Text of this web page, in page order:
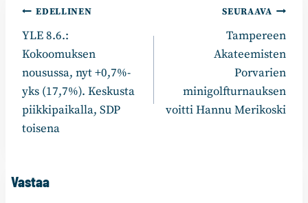
Artikkelien
selaus
EDELLINEN
YLE 8.6.:
Kokoomuksen
nousussa, nyt +0,7%-
yks (17,7%). Keskusta
piikkipaikalla, SDP
toisena
SEURAAVA
Tampereen
Akateemisten
Porvarien
minigolfturnauksen
voitti Hannu Merikoski
Vastaa